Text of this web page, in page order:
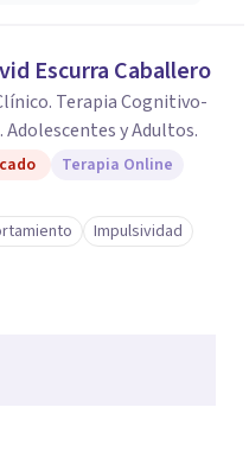
Escurra Caballero
Terapia Cognitivo-
Adolescentes y Adultos.
Terapia Online
Impulsividad